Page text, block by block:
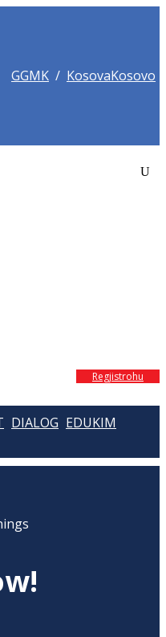
GGMK / KosovaKosovo
Regjistrohu
DIALOG EDUKIM